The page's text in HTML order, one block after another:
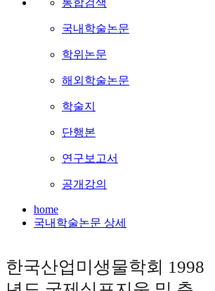
통합검색
국내학술논문
학위논문
해외학술논문
학술지
단행본
연구보고서
공개강의
home
국내학술논문 상세
한국산업미생물학회 1998